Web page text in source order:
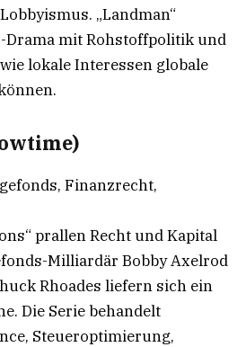
„Landman“
Drama mit Rohstoffpolitik und
lokale Interessen globale
Finanzrecht,
prallen Recht und Kapital
Milliardär Bobby Axelrod
Rhoades liefern sich ein
Die Serie behandelt
Steueroptimierung,